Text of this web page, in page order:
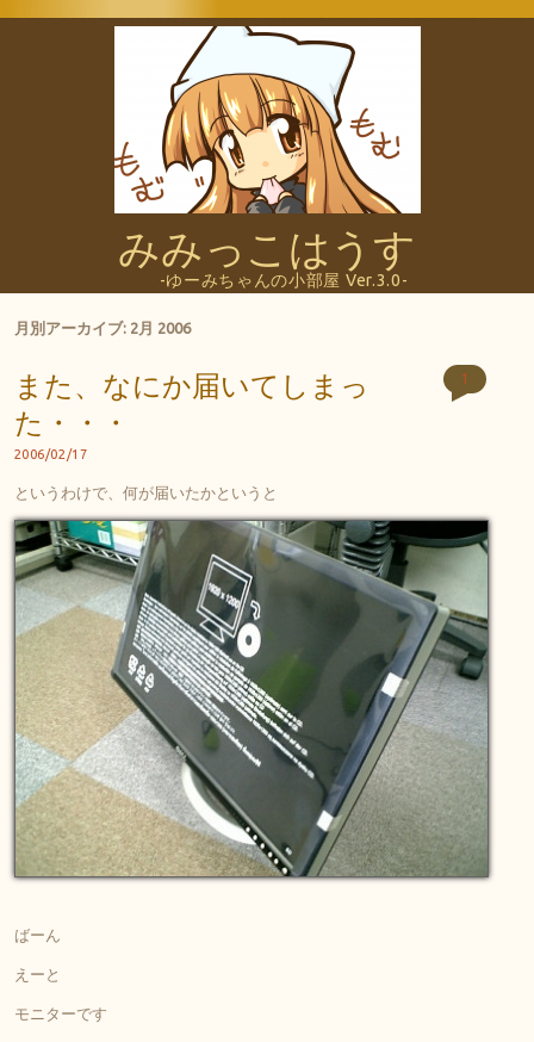
みみっこはうす
-ゆーみちゃんの小部屋 Ver.3.0-
月別アーカイブ: 2月 2006
また、なにか届いてしまっ
た・・・
2006/02/17
1
というわけで、何が届いたかというと
ばーん
えーと
モニターです